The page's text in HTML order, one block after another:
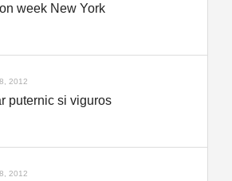
week New York
2012
puternic si viguros
2012